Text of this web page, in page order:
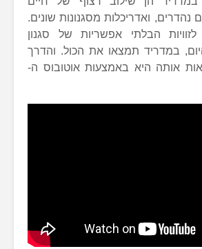
נהדרים, ואדריכלות מסגנונות שונים.
הבלתי אפשריות של סגנון
במדריד תמצאו את הכול. והדרך
אותה היא באמצעות אוטובוס ה-